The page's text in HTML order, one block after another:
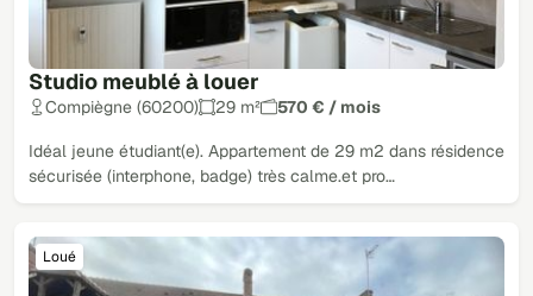
Studio meublé à louer
Compiègne (60200) 29 m² 570 € / mois
Idéal jeune étudiant(e). Appartement de 29 m2 dans résidence
sécurisée (interphone, badge) très calme.et pro…
Loué